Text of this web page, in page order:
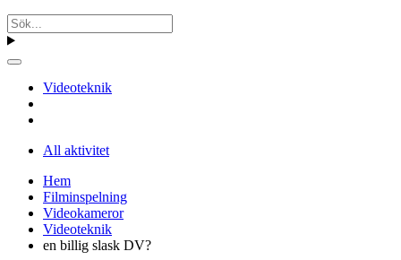
Videoteknik
All aktivitet
Hem
Filminspelning
Videokameror
Videoteknik
en billig slask DV?